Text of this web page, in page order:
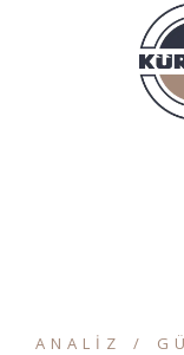
ANALIZ